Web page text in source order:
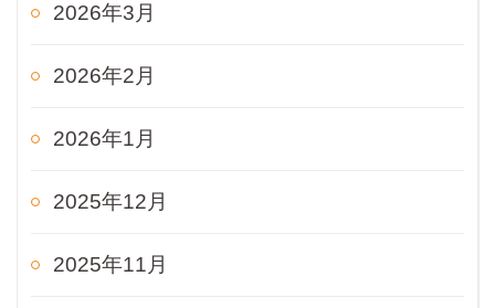
2026年3月
2026年2月
2026年1月
2025年12月
2025年11月